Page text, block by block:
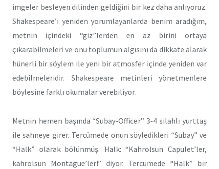
imgeler besleyen dilinden geldiğini bir kez daha anlıyoruz.
Shakespeare’i yeniden yorumlayanlarda benim aradığım,
metnin içindeki “giz”lerden en az birini ortaya
çıkarabilmeleri ve onu toplumun algısını da dikkate alarak
hünerli bir söylem ile yeni bir atmosfer içinde yeniden var
edebilmeleridir. Shakespeare metinleri yönetmenlere
böylesine farklı okumalar verebiliyor.
Metnin hemen başında “Subay-Officer” 3-4 silahlı yurttaş
ile sahneye girer. Tercümede onun söyledikleri “Subay” ve
“Halk” olarak bölünmüş. Halk: “Kahrolsun Capulet’ler,
kahrolsun Montague’ler!” diyor. Tercümede “Halk” bir